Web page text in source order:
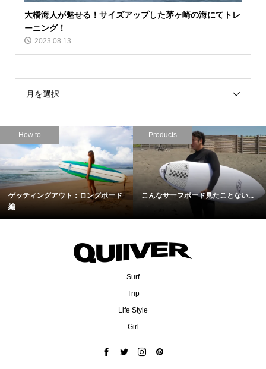
大橋海人が魅せる！サイズアップした茅ヶ崎の海にてトレ
ーニング！
2023.08.13
月を選択
How to
ゲッティングアウト：ロングボード
編
Products
こんなサーフボード見たことない...
Surf
Trip
Life Style
Girl